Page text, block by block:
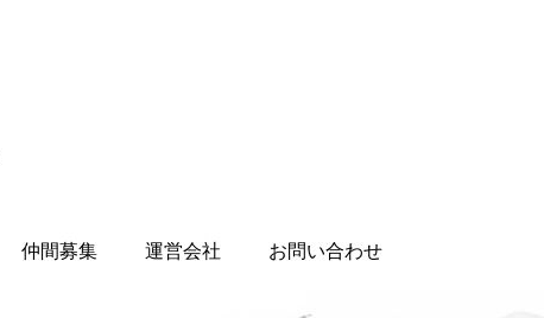
仲間募集 運営会社 お問い合わせ